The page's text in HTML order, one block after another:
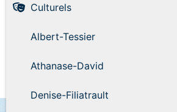
Culturels
Albert-Tessier
Athanase-David
Denise-Filiatrault